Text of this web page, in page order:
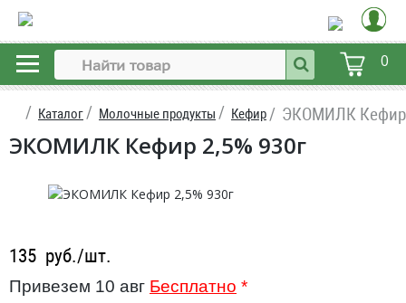
0
Каталог Молочные продукты Кефир ЭКОМИЛК Кефир
ЭКОМИЛК Кефир 2,5% 930г
135 руб./шт.
Привезем 10 авг Бесплатно *